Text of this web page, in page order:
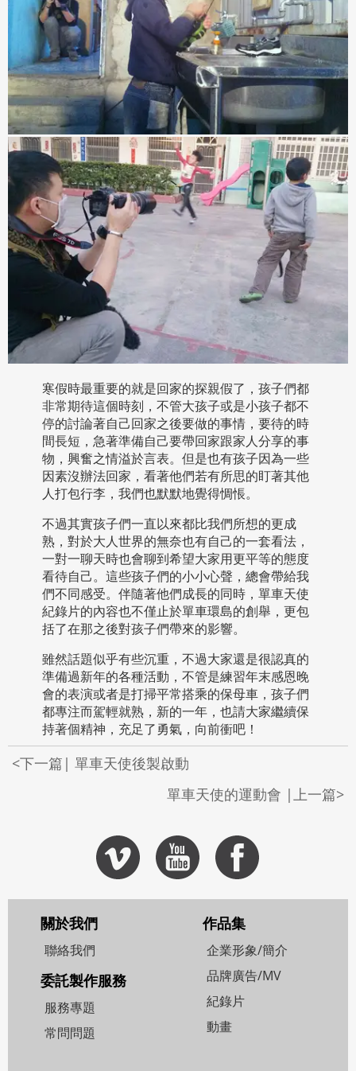
寒假時最重要的就是回家的探親假了，孩子們都
非常期待這個時刻，不管大孩子或是小孩子都不
停的討論著自己回家之後要做的事情，要待的時
間長短，急著準備自己要帶回家跟家人分享的事
物，興奮之情溢於言表。但是也有孩子因為一些
因素沒辦法回家，看著他們若有所思的盯著其他
人打包行李，我們也默默地覺得惆悵。
不過其實孩子們一直以來都比我們所想的更成
熟，對於大人世界的無奈也有自己的一套看法，
一對一聊天時也會聊到希望大家用更平等的態度
看待自己。這些孩子們的小小心聲，總會帶給我
們不同感受。伴隨著他們成長的同時，單車天使
紀錄片的內容也不僅止於單車環島的創舉，更包
括了在那之後對孩子們帶來的影響。
雖然話題似乎有些沉重，不過大家還是很認真的
準備過新年的各種活動，不管是練習年末感恩晚
會的表演或者是打掃平常搭乘的保母車，孩子們
都專注而駕輕就熟，新的一年，也請大家繼續保
持著個精神，充足了勇氣，向前衝吧！
<下一篇| 單車天使後製啟動
單車天使的運動會 |上一篇>
關於我們
聯絡我們
委託製作服務
服務專題
常問問題
作品集
企業形象/簡介
品牌廣告/MV
紀錄片
動畫